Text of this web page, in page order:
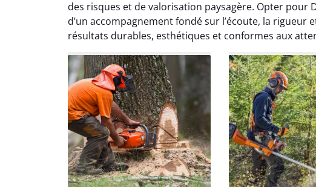
des risques et de valorisation paysagère. Opter pour
d’un accompagnement fondé sur l’écoute, la
résultats durables, esthétiques et conformes aux
et le nettoyage
intervention est
Je recommande